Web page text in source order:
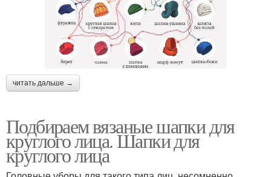
читать дальше →
Подбираем вязаные шапки для
круглого лица. Шапки для
круглого лица